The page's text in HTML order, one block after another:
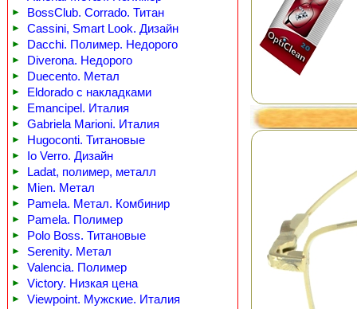
► BossClub. Corrado. Титан
► Cassini, Smart Look. Дизайн
► Dacchi. Полимер. Недорого
► Diverona. Недорого
► Duecento. Метал
► Eldorado с накладками
► Emancipel. Италия
► Gabriela Marioni. Италия
► Hugoconti. Титановые
► Io Verro. Дизайн
► Ladat, полимер, металл
► Mien. Метал
► Pamela. Метал. Комбинир
► Pamela. Полимер
► Polo Boss. Титановые
► Serenity. Метал
► Valencia. Полимер
► Victory. Низкая цена
► Viewpoint. Мужские. Италия